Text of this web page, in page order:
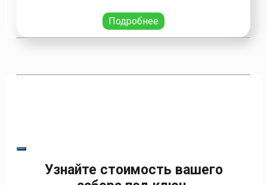
Подробнее
Узнайте стоимость вашего